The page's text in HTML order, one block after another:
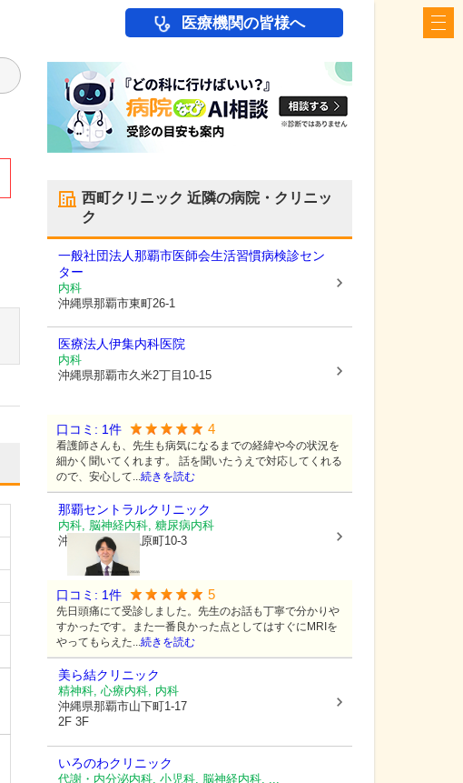
医療機関の皆様へ
西町クリニック 近隣の病院・クリニッ
ク
一般社団法人那覇市医師会生活習慣病検診セン
ター
内科
沖縄県那覇市東町26-1
医療法人伊集内科医院
内科
沖縄県那覇市久米2丁目10-15
口コミ: 1件 4
看護師さんも、先生も病気になるまでの経緯や今の状況を
細かく聞いてくれます。 話を聞いたうえで対応してくれる
ので、安心して...続きを読む
那覇セントラルクリニック
内科, 脳神経内科, 糖尿病内科
沖縄県那覇市
鏡原町10-3
口コミ: 1件 5
先日頭痛にて受診しました。先生のお話も丁寧で分かりや
すかったです。また一番良かった点としてはすぐにMRIを
やってもらえた...続きを読む
美ら結クリニック
精神科, 心療内科, 内科
沖縄県那覇市山下町1-17
2F 3F
いろのわクリニック
代謝・内分泌内科, 小児科, 脳神経内科, ...